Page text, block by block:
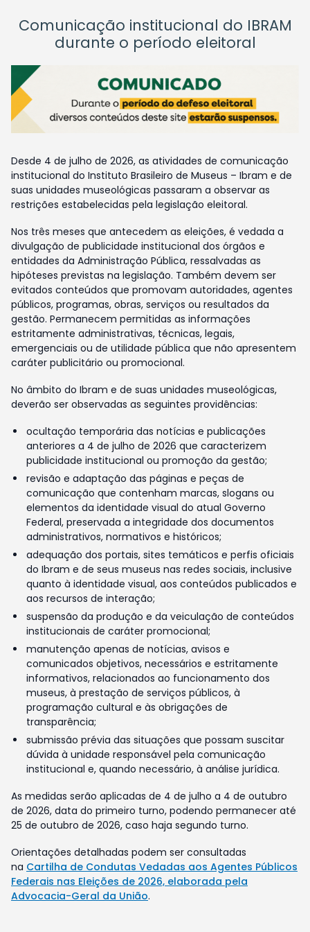
Comunicação institucional do IBRAM
durante o período eleitoral
Desde 4 de julho de 2026, as atividades de comunicação
institucional do Instituto Brasileiro de Museus – Ibram e de
suas unidades museológicas passaram a observar as
restrições estabelecidas pela legislação eleitoral.
Nos três meses que antecedem as eleições, é vedada a
divulgação de publicidade institucional dos órgãos e
entidades da Administração Pública, ressalvadas as
hipóteses previstas na legislação. Também devem ser
evitados conteúdos que promovam autoridades, agentes
públicos, programas, obras, serviços ou resultados da
gestão. Permanecem permitidas as informações
estritamente administrativas, técnicas, legais,
emergenciais ou de utilidade pública que não apresentem
caráter publicitário ou promocional.
No âmbito do Ibram e de suas unidades museológicas,
deverão ser observadas as seguintes providências:
ocultação temporária das notícias e publicações
anteriores a 4 de julho de 2026 que caracterizem
publicidade institucional ou promoção da gestão;
revisão e adaptação das páginas e peças de
comunicação que contenham marcas, slogans ou
elementos da identidade visual do atual Governo
Federal, preservada a integridade dos documentos
administrativos, normativos e históricos;
adequação dos portais, sites temáticos e perfis oficiais
do Ibram e de seus museus nas redes sociais, inclusive
quanto à identidade visual, aos conteúdos publicados e
aos recursos de interação;
suspensão da produção e da veiculação de conteúdos
institucionais de caráter promocional;
manutenção apenas de notícias, avisos e
comunicados objetivos, necessários e estritamente
informativos, relacionados ao funcionamento dos
museus, à prestação de serviços públicos, à
programação cultural e às obrigações de
transparência;
submissão prévia das situações que possam suscitar
dúvida à unidade responsável pela comunicação
institucional e, quando necessário, à análise jurídica.
As medidas serão aplicadas de 4 de julho a 4 de outubro
de 2026, data do primeiro turno, podendo permanecer até
25 de outubro de 2026, caso haja segundo turno.
Orientações detalhadas podem ser consultadas
na Cartilha de Condutas Vedadas aos Agentes Públicos
Federais nas Eleições de 2026, elaborada pela
Advocacia-Geral da União.